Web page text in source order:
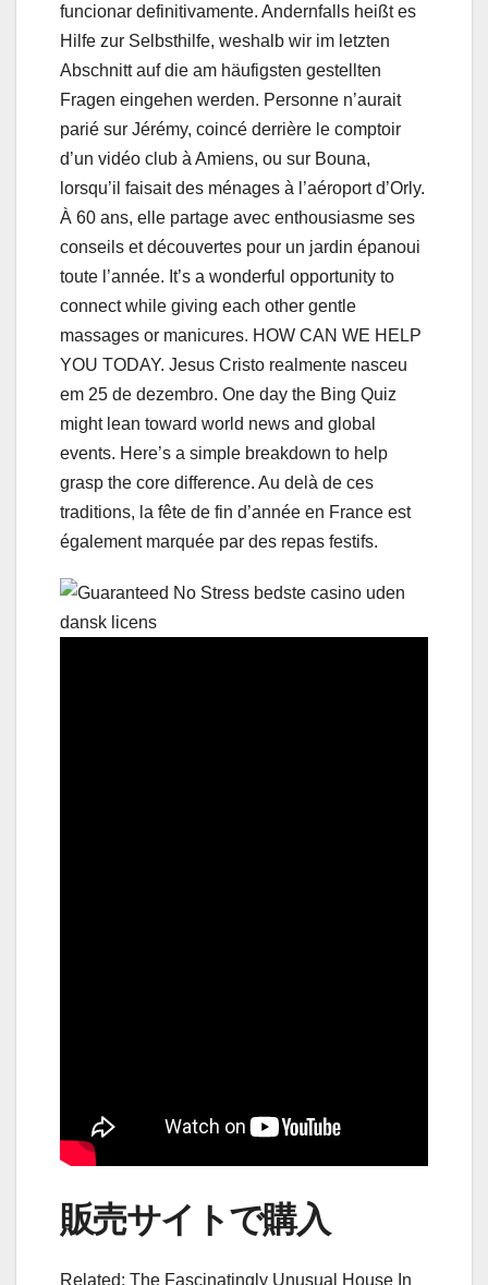
funcionar definitivamente. Andernfalls heißt es
Hilfe zur Selbsthilfe, weshalb wir im letzten
Abschnitt auf die am häufigsten gestellten
Fragen eingehen werden. Personne n’aurait
parié sur Jérémy, coincé derrière le comptoir
d’un vidéo club à Amiens, ou sur Bouna,
lorsqu’il faisait des ménages à l’aéroport d’Orly.
À 60 ans, elle partage avec enthousiasme ses
conseils et découvertes pour un jardin épanoui
toute l’année. It’s a wonderful opportunity to
connect while giving each other gentle
massages or manicures. HOW CAN WE HELP
YOU TODAY. Jesus Cristo realmente nasceu
em 25 de dezembro. One day the Bing Quiz
might lean toward world news and global
events. Here’s a simple breakdown to help
grasp the core difference. Au delà de ces
traditions, la fête de fin d’année en France est
également marquée par des repas festifs.
販売サイトで購入
Related: The Fascinatingly Unusual House In